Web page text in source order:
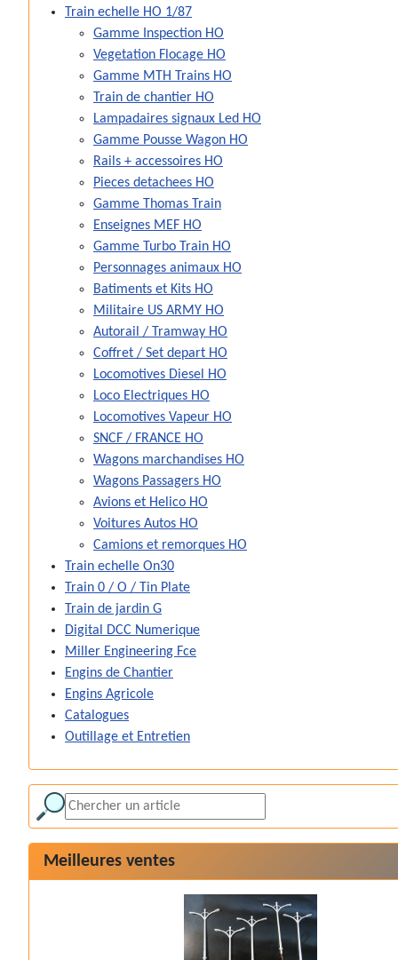
Train echelle HO 1/87
Gamme Inspection HO
Vegetation Flocage HO
Gamme MTH Trains HO
Train de chantier HO
Lampadaires signaux Led HO
Gamme Pousse Wagon HO
Rails + accessoires HO
Pieces detachees HO
Gamme Thomas Train
Enseignes MEF HO
Gamme Turbo Train HO
Personnages animaux HO
Batiments et Kits HO
Militaire US ARMY HO
Autorail / Tramway HO
Coffret / Set depart HO
Locomotives Diesel HO
Loco Electriques HO
Locomotives Vapeur HO
SNCF / FRANCE HO
Wagons marchandises HO
Wagons Passagers HO
Avions et Helico HO
Voitures Autos HO
Camions et remorques HO
Train echelle On30
Train 0 / O / Tin Plate
Train de jardin G
Digital DCC Numerique
Miller Engineering Fce
Engins de Chantier
Engins Agricole
Catalogues
Outillage et Entretien
Meilleures ventes